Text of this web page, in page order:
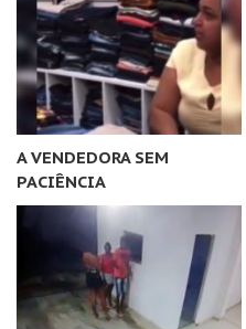
A VENDEDORA SEM
PACIÊNCIA